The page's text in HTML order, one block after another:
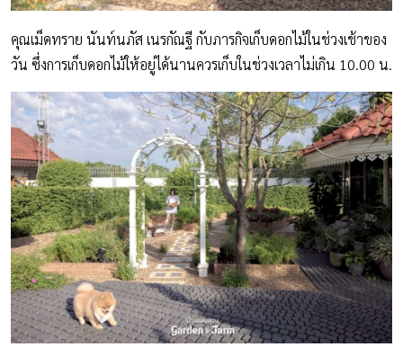
คุณเม็ดทราย นันท์นภัส เนรกัณฐี กับภารกิจเก็บดอกไม้ในช่วงเช้าของ
วัน ซึ่งการเก็บดอกไม้ให้อยู่ได้นานควรเก็บในช่วงเวลาไม่เกิน 10.00 น.